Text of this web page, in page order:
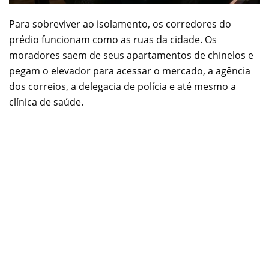
Para sobreviver ao isolamento, os corredores do
prédio funcionam como as ruas da cidade. Os
moradores saem de seus apartamentos de chinelos e
pegam o elevador para acessar o mercado, a agência
dos correios, a delegacia de polícia e até mesmo a
clínica de saúde.